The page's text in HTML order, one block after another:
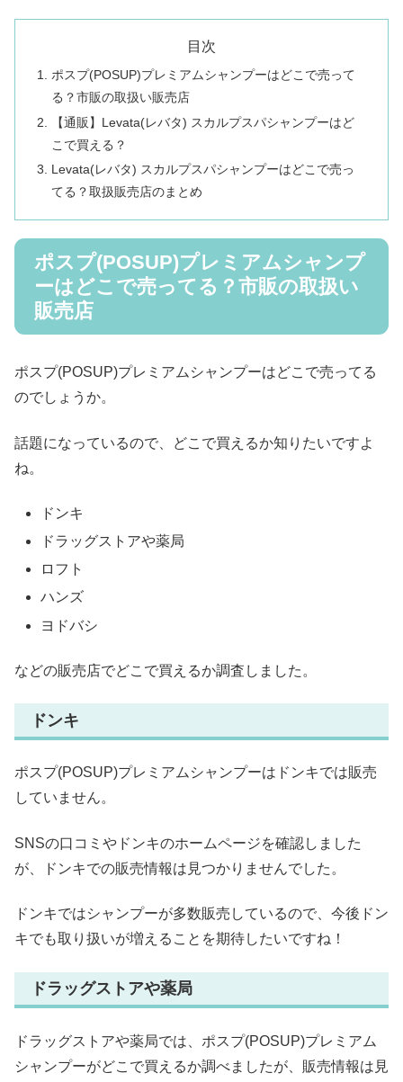
目次
ポスプ(POSUP)プレミアムシャンプーはどこで売って
る？市販の取扱い販売店
【通販】Levata(レバタ) スカルプスパシャンプーはど
こで買える？
Levata(レバタ) スカルプスパシャンプーはどこで売っ
てる？取扱販売店のまとめ
ポスプ(POSUP)プレミアムシャンプ
ーはどこで売ってる？市販の取扱い
販売店
ポスプ(POSUP)プレミアムシャンプーはどこで売ってる
のでしょうか。
話題になっているので、どこで買えるか知りたいですよ
ね。
ドンキ
ドラッグストアや薬局
ロフト
ハンズ
ヨドバシ
などの販売店でどこで買えるか調査しました。
ドンキ
ポスプ(POSUP)プレミアムシャンプーはドンキでは販売
していません。
SNSの口コミやドンキのホームページを確認しました
が、ドンキでの販売情報は見つかりませんでした。
ドンキではシャンプーが多数販売しているので、今後ドン
キでも取り扱いが増えることを期待したいですね！
ドラッグストアや薬局
ドラッグストアや薬局では、ポスプ(POSUP)プレミアム
シャンプーがどこで買えるか調べましたが、販売情報は見